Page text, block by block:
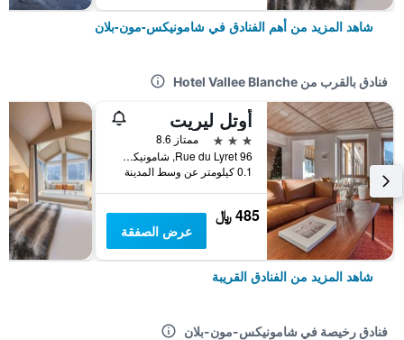
شاهد المزيد من أهم الفنادق في شامونيكس-مون-بلان
فنادق بالقرب من Hotel Vallee Blanche
أوتل ليريت
3 نجوم
ممتاز 8.6
96 Rue du Lyret, شامونيكس-مون-بلان, إقليم سافوا العليا, فرنسا
0.1 كيلومتر عن وسط المدينة
485 ﷼
عرض الصفقة
شاهد المزيد من الفنادق القريبة
فنادق رخيصة في شامونيكس-مون-بلان